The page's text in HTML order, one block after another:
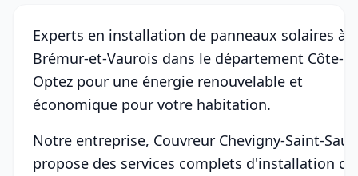
Experts en installation de panneaux solaires à
Brémur-et-Vaurois dans le département Côte-
Optez pour une énergie renouvelable et
économique pour votre habitation.
Notre entreprise, Couvreur Chevigny-Saint-
propose des services complets d'installation de